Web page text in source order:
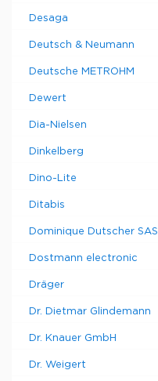
Desaga
Deutsch & Neumann
Deutsche METROHM
Dewert
Dia-Nielsen
Dinkelberg
Dino-Lite
Ditabis
Dominique Dutscher SAS
Dostmann electronic
Dräger
Dr. Dietmar Glindemann
Dr. Knauer GmbH
Dr. Weigert